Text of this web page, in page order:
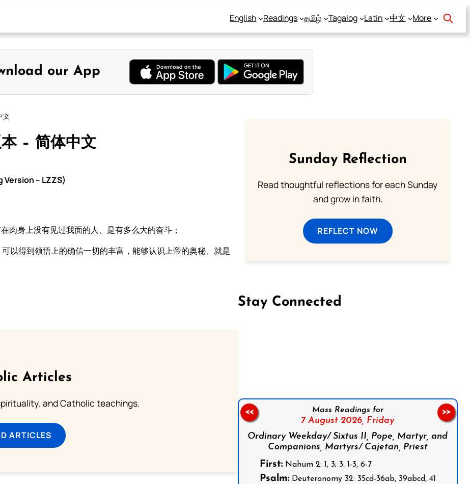
English Readings தமிழ் Tagalog Latin 中文 More
our App
文
– 简体中文
– LZZS)
肉身上没有见过我面的人、是有多么大的奋斗；
以得到领悟上的确信一切的丰富，能够认识上帝的奥秘、就是
Articles
and Catholic teachings.
ARTICLES
Sunday Reflection
Read thoughtful reflections for each Sunday
and grow in faith.
REFLECT NOW
Stay Connected
Mass Readings for
7 August 2026, Friday
Ordinary Weekday/ Sixtus II, Pope, Martyr, and
Companions, Martyrs/ Cajetan, Priest
First:Nahum 2: 1, 3; 3: 1-3, 6-7
Psalm:Deuteronomy 32: 35cd-36ab, 39abcd, 41
<< >>